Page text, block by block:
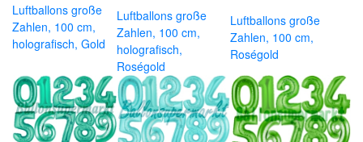
Luftballons große
Zahlen, 100 cm,
holografisch, Gold
Luftballons große
Zahlen, 100 cm,
holografisch,
Roségold
Luftballons große
Zahlen, 100 cm,
Roségold